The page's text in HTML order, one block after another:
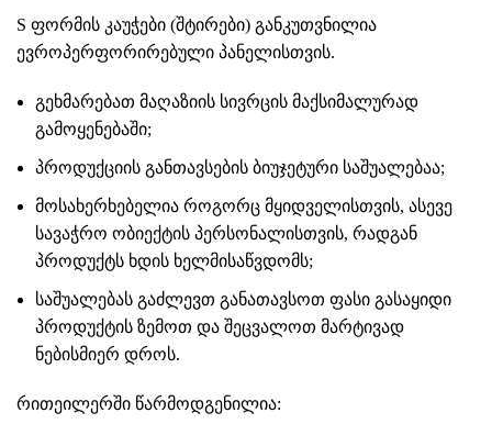
S ფორმის კაუჭები (შტირები) განკუთვნილია
ევროპერფორირებული პანელისთვის.
გეხმარებათ მაღაზიის სივრცის მაქსიმალურად
გამოყენებაში;
პროდუქციის განთავსების ბიუჯეტური საშუალებაა;
მოსახერხებელია როგორც მყიდველისთვის, ასევე
სავაჭრო ობიექტის პერსონალისთვის, რადგან
პროდუქტს ხდის ხელმისაწვდომს;
საშუალებას გაძლევთ განათავსოთ ფასი გასაყიდი
პროდუქტის ზემოთ და შეცვალოთ მარტივად
ნებისმიერ დროს.
რითეილერში წარმოდგენილია: